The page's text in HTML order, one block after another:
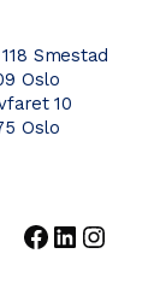
Smestad
Oslo
10
Oslo
Facebook